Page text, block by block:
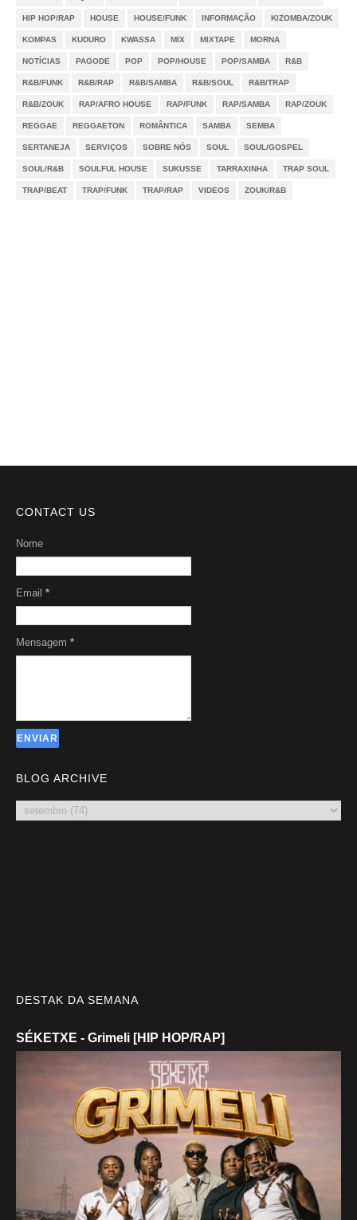
HIP HOP/RAP HOUSE HOUSE/FUNK INFORMAÇÃO KIZOMBA/ZOUK
KOMPAS KUDURO KWASSA MIX MIXTAPE MORNA
NOTÍCIAS PAGODE POP POP/HOUSE POP/SAMBA R&B
R&B/FUNK R&B/RAP R&B/SAMBA R&B/SOUL R&B/TRAP
R&B/ZOUK RAP/AFRO HOUSE RAP/FUNK RAP/SAMBA RAP/ZOUK
REGGAE REGGAETON ROMÂNTICA SAMBA SEMBA
SERTANEJA SERVIÇOS SOBRE NÓS SOUL SOUL/GOSPEL
SOUL/R&B SOULFUL HOUSE SUKUSSE TARRAXINHA TRAP SOUL
TRAP/BEAT TRAP/FUNK TRAP/RAP VIDEOS ZOUK/R&B
CONTACT US
Nome
Email *
Mensagem *
BLOG ARCHIVE
DESTAK DA SEMANA
SÉKETXE - Grimeli [HIP HOP/RAP]